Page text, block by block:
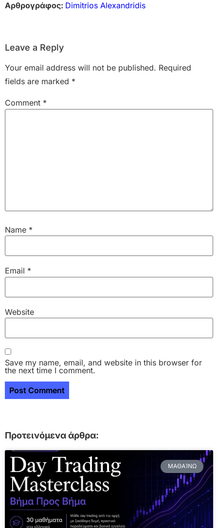
Αρθρογράφος: Dimitrios Alexandridis
Leave a Reply
Your email address will not be published. Required
fields are marked *
Comment *
Name *
Email *
Website
Save my name, email, and website in this browser for
the next time I comment.
Προτεινόμενα άρθρα:
ΜΑΘΑΊΝΩ